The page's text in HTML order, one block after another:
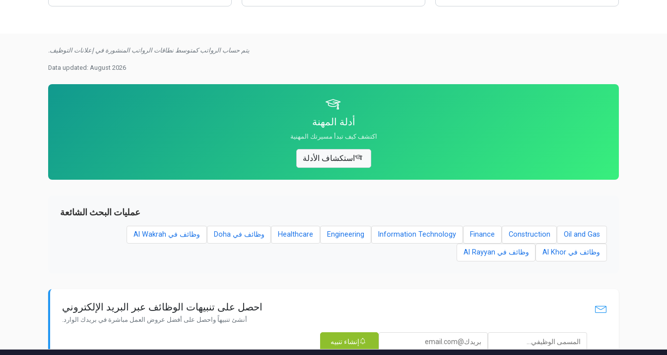
يتم حساب الرواتب كمتوسط نطاقات الرواتب المنشورة في إعلانات التوظيف.
Data updated: August 2026
أدلة المهنة
اكتشف كيف تبدأ مسيرتك المهنية
استكشاف الأدلة
عمليات البحث الشائعة
Oil and Gas
Construction
Finance
Information Technology
Engineering
Healthcare وظائف في Doha وظائف في Al Wakrah
وظائف في Al Khor وظائف في Al Rayyan
احصل على تنبيهات الوظائف عبر البريد الإلكتروني
أنشئ تنبيهاً واحصل على أفضل عروض العمل مباشرة في بريدك الوارد.
إنشاء تنبيه